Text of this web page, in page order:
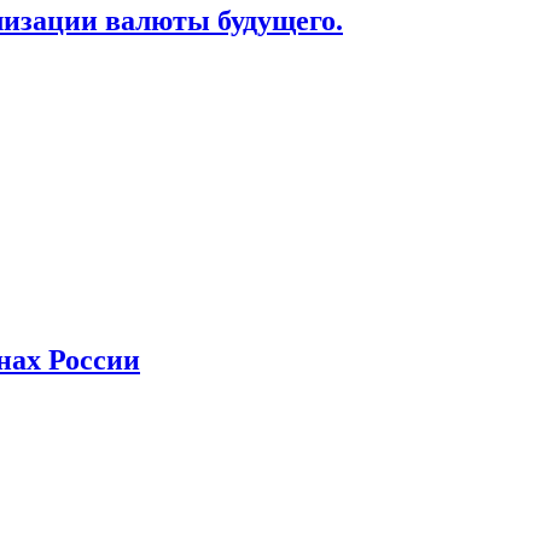
валюты будущего.
России